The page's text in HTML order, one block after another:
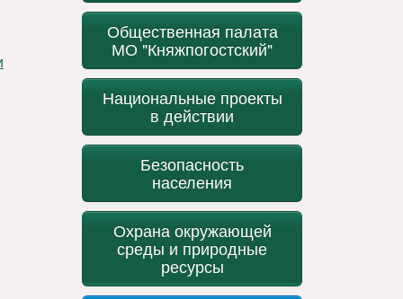
Общественная палата
МО "Княжпогостский"
Национальные проекты
в действии
Безопасность
населения
Охрана окружающей
среды и природные
ресурсы